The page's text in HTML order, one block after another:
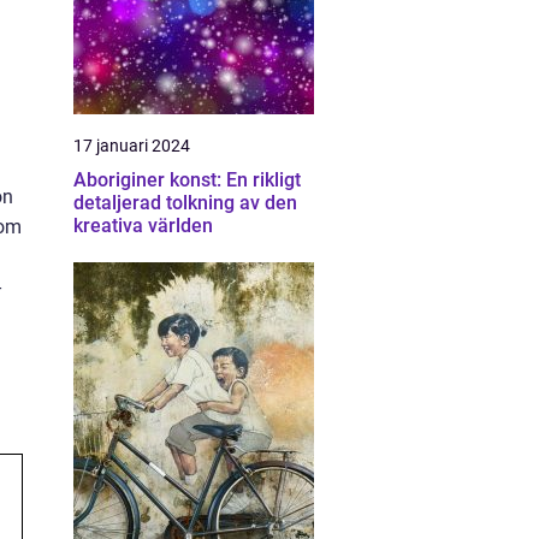
17 januari 2024
Aboriginer konst: En rikligt
detaljerad tolkning av den
kreativa världen